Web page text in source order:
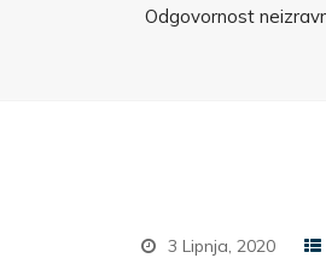
Odgovornost
3 Lipnja, 2020